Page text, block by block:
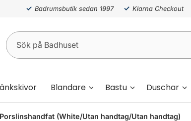
Badrumsbutik sedan 1997 Klarna Checkout
Blandare Bastu Duschar
(White/Utan handtag/Utan handtag)